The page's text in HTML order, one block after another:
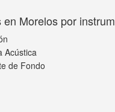
en Morelos por
Acústica
de Fondo